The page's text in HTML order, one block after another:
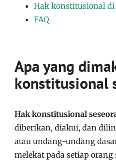
Hak konstitusional
FAQ
Apa yang
konstitusional
Hak konstitusional
diberikan, diakui, dan
atau undang-undang
melekat pada setiap orang